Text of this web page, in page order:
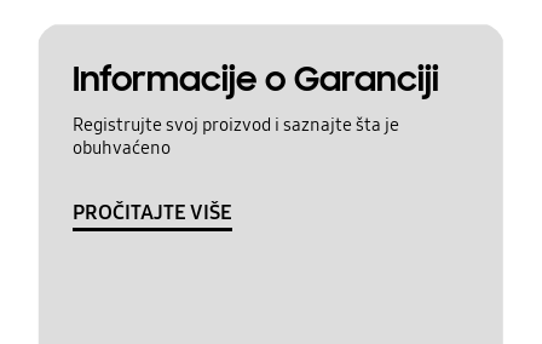
Informacije o Garanciji
Registrujte svoj proizvod i saznajte šta je
obuhvaćeno
PROČITAJTE VIŠE